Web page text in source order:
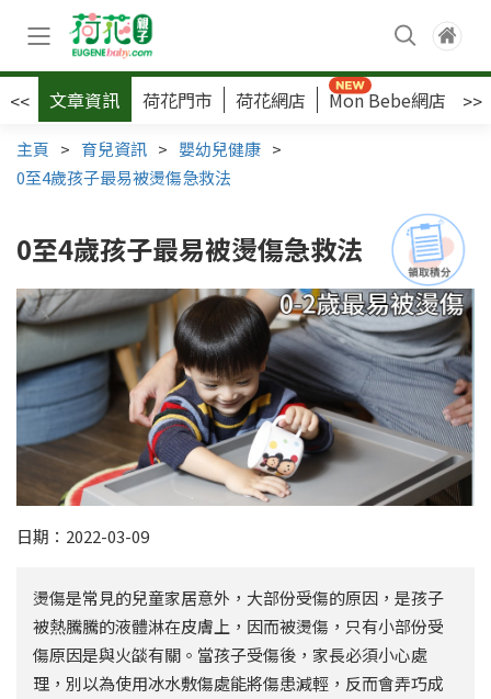
<< 文章資訊 荷花門市 荷花網店 Mon Bebe網店 >>
主頁 > 育兒資訊 > 嬰幼兒健康 >
0至4歲孩子最易被燙傷急救法
0至4歲孩子最易被燙傷急救法
日期：2022-03-09
燙傷是常見的兒童家居意外，大部份受傷的原因，是孩子
被熱騰騰的液體淋在皮膚上，因而被燙傷，只有小部份受
傷原因是與火燄有關。當孩子受傷後，家長必須小心處
理，別以為使用冰水敷傷處能將傷患減輕，反而會弄巧成